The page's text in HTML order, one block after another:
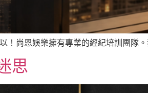
！尚恩娛樂擁有專業的經紀培訓團隊
思